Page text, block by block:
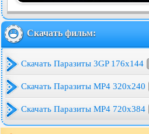
Скачать фильм:
Скачать Паразиты 3GP 176x144
Скачать Паразиты MP4 320x240
Скачать Паразиты MP4 720x384